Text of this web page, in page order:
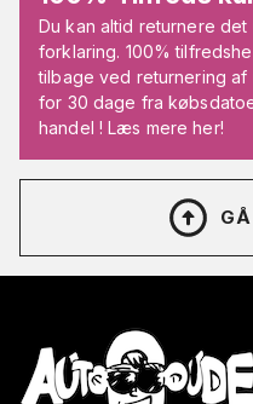
Du kan altid returnere
forklaring. 100%
tilbage ved returnering
for 30 dage fra
handel ! Læs mere her!